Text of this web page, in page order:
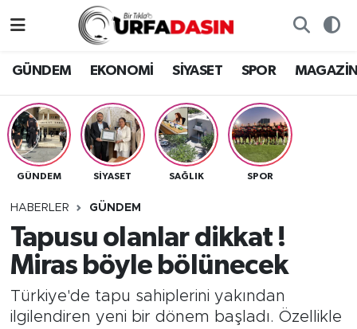
GÜNDEM EKONOMİ SİYASET SPOR
GÜNDEM SİYASET SAĞLIK SPOR
HABERLER GÜNDEM
Tapusu olanlar dikkat !
Miras böyle bölünecek
Türkiye'de tapu sahiplerini yakından
ilgilendiren yeni bir dönem başladı. Özellikle
EKONOMİ
SİYASET
SPOR
SAĞLIK
TEKNOLOJİ
Gizlilik ve Güvenlik Politikası
İletişim
Nöbetçi Eczaneler
Hava Durumu
Namaz Vakitleri
Trafik Durumu
Süper Lig Puan Durumu ve Fikstür
Tüm Manşetler
Son Dakika Haberleri